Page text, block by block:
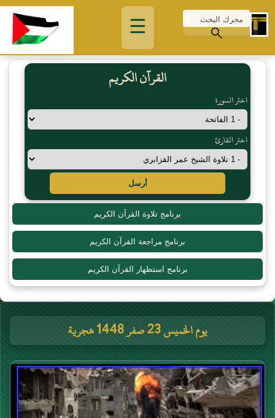
☰
القرآن الكريم
اختر السورة
اختر القارئ
أرسل
برنامج تلاوة القرآن الكريم
برنامج مراجعة القرآن الكريم
برنامج استظهار القرآن الكريم
يوم الخميس 23 صفر 1448 هجرية